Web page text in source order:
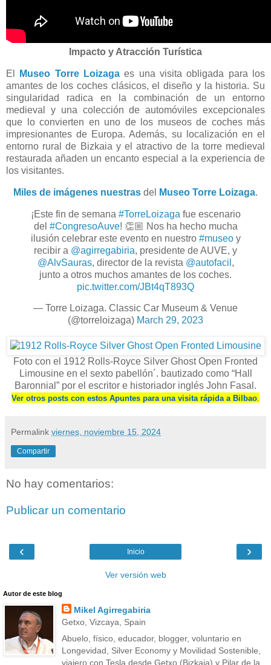
Impacto y Atracción Turística
El Museo Torre Loizaga es una visita obligada para los
amantes de los coches clásicos, el diseño y la historia. Su
singularidad radica en la combinación de un entorno
medieval y una colección de automóviles excepcionales
que lo convierten en uno de los museos de coches más
impresionantes de Europa. Además, su localización en el
entorno rural de Bizkaia y el atractivo de la torre medieval
restaurada añaden un encanto especial a la experiencia de
los visitantes.
Miles de imágenes nuestras del Museo Torre Loizaga.
¡Este fin de semana #TorreLoizaga fue escenario
del #CongresoAuve! 👏🏼 Nos ha hecho mucha
ilusión celebrar este evento en nuestro #museoy
recibir a @agirregabiria, presidente de AUVE, y
@AlvSauras, director de la revista @autofacil ,
junto a otros muchos amantes de los coches.
pic.twitter.com/JBt4qT893Q
— Torre Loizaga. Classic Car Museum & Venue
(@torreloizaga) March 29, 2023
Foto con el 1912 Rolls-Royce Silver Ghost Open Fronted
Limousine en el sexto pabellón´. bautizado como “Hall
Baronnial” por el escritor e historiador inglés John Fasal.
Ver otros posts con estos Apuntes para una visita rápida a Bilbao.
Permalink viernes, noviembre 15, 2024
Compartir
No hay comentarios:
Publicar un comentario
‹ ›
Inicio
Ver versión web
Autor de este blog
Mikel Agirregabiria
Getxo, Vizcaya, Spain
Abuelo, físico, educador, blogger, voluntario en
Longevidad, Silver Economy y Movilidad Sostenible,
viajero con Tesla desde Getxo (Bizkaia) y Pilar de la